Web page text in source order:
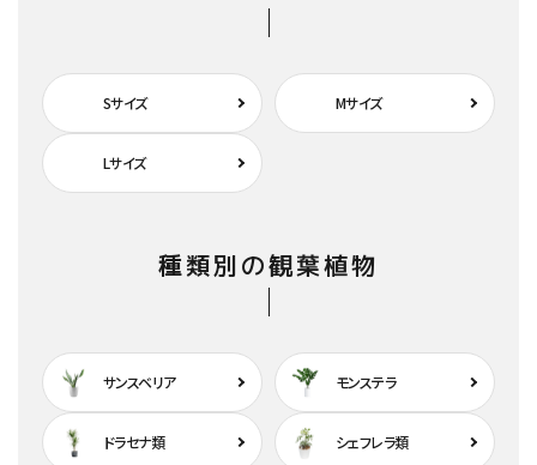
Sサイズ Mサイズ
Lサイズ
種類別の観葉植物
サンスベリア モンステラ
ドラセナ類 シェフレラ類